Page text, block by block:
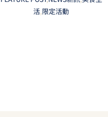
活,限定活動